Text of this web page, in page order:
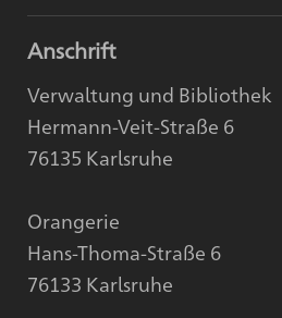
Anschrift
Verwaltung und Bibliothek
Hermann-Veit-Straße 6
76135 Karlsruhe
Orangerie
Hans-Thoma-Straße 6
76133 Karlsruhe